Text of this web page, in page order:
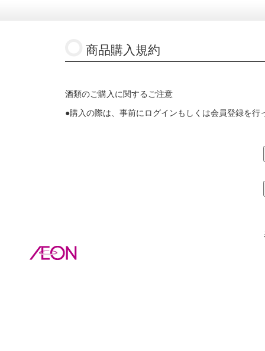
商品購入規約
酒類のご購入に関するご注意
●購入の際は、事前にログインもしくは会員登録を